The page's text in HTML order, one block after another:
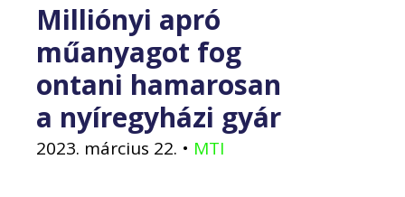
Milliónyi apró
műanyagot fog
ontani hamarosan
a nyíregyházi gyár
2023. március 22. • MTI